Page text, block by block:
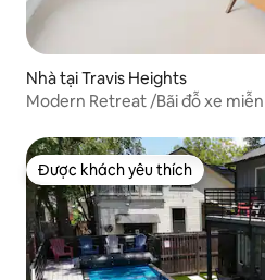
Nhà tại Travis Heights
Modern Retreat /Bãi đỗ xe
Được khách yêu thích
Được khách yêu thích